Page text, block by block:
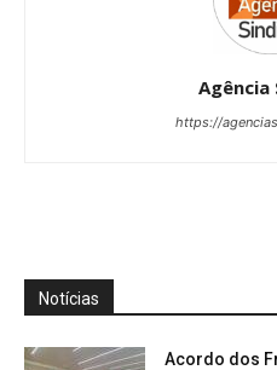
Agência
https://
Notícias
Acordo dos